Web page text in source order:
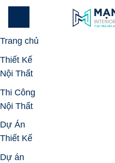
Skip
Trang chủ
Thiết Kế
Nội Thất
Thi Công
Nội Thất
Dự Án
Thiết Kế
Dự án